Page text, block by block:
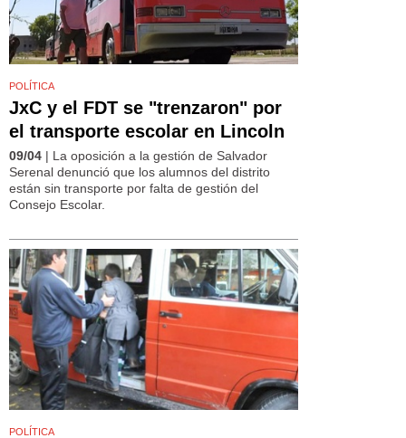
POLÍTICA
JxC y el FDT se "trenzaron" por
el transporte escolar en Lincoln
09/04 | La oposición a la gestión de Salvador
Serenal denunció que los alumnos del distrito
están sin transporte por falta de gestión del
Consejo Escolar.
POLÍTICA